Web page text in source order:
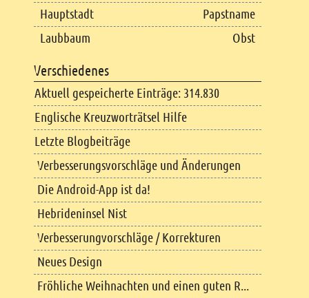
Hauptstadt
Papstname
Laubbaum
Obst
Verschiedenes
Aktuell gespeicherte Einträge: 314.830
Englische Kreuzworträtsel Hilfe
Letzte Blogbeiträge
Verbesserungsvorschläge und Änderungen
Die Android-App ist da!
Hebrideninsel Nist
Verbesserungvorschläge / Korrekturen
Neues Design
Fröhliche Weihnachten und einen guten R...